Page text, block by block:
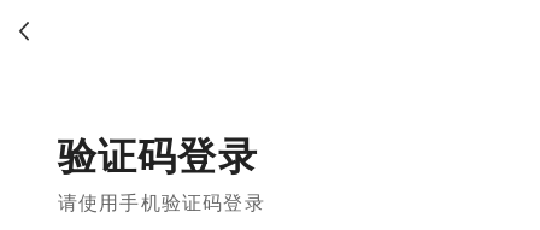
验证码登录
请使用手机验证码登录